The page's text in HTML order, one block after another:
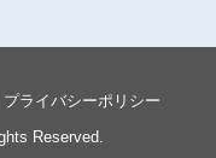
プライバシーポリシー
Reserved.